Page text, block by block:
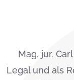
Mag. jur.
Legal und als